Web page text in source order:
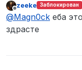
жду
Не в сети
zeekе Заблокирован
@Magn0ck еба
здрасте